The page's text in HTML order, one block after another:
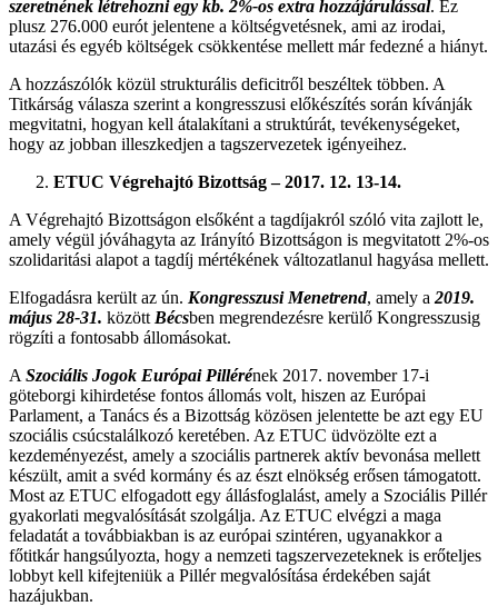
szeretnének létrehozni egy kb. 2%-os extra hozzájárulással. Ez
plusz 276.000 eurót jelentene a költségvetésnek, ami az irodai,
utazási és egyéb költségek csökkentése mellett már fedezné a hiányt.
A hozzászólók közül strukturális deficitről beszéltek többen. A
Titkárság válasza szerint a kongresszusi előkészítés során kívánják
megvitatni, hogyan kell átalakítani a struktúrát, tevékenységeket,
hogy az jobban illeszkedjen a tagszervezetek igényeihez.
ETUC Végrehajtó Bizottság – 2017. 12. 13-14.
A Végrehajtó Bizottságon elsőként a tagdíjakról szóló vita zajlott le,
amely végül jóváhagyta az Irányító Bizottságon is megvitatott 2%-os
szolidaritási alapot a tagdíj mértékének változatlanul hagyása mellett.
Elfogadásra került az ún. Kongresszusi Menetrend, amely a 2019.
május 28-31. között Bécsben megrendezésre kerülő Kongresszusig
rögzíti a fontosabb állomásokat.
A Szociális Jogok Európai Pillérének 2017. november 17-i
göteborgi kihirdetése fontos állomás volt, hiszen az Európai
Parlament, a Tanács és a Bizottság közösen jelentette be azt egy EU
szociális csúcstalálkozó keretében. Az ETUC üdvözölte ezt a
kezdeményezést, amely a szociális partnerek aktív bevonása mellett
készült, amit a svéd kormány és az észt elnökség erősen támogatott.
Most az ETUC elfogadott egy állásfoglalást, amely a Szociális Pillér
gyakorlati megvalósítását szolgálja. Az ETUC elvégzi a maga
feladatát a továbbiakban is az európai szintéren, ugyanakkor a
főtitkár hangsúlyozta, hogy a nemzeti tagszervezeteknek is erőteljes
lobbyt kell kifejteniük a Pillér megvalósítása érdekében saját
hazájukban.